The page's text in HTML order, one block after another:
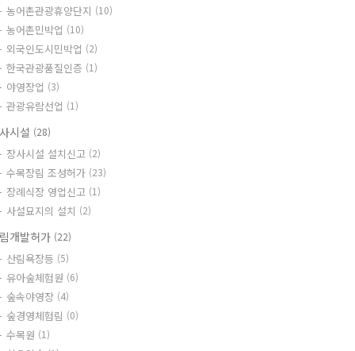
농어촌관광휴양단지 (10)
농어촌민박업 (10)
외국인도시민박업 (2)
한국관광품질인증 (1)
야영장업 (3)
관광유람선업 (1)
시설 (28)
장사시설 설치신고 (2)
수목장림 조성허가 (23)
장례식장 영업신고 (1)
사설묘지의 설치 (2)
개발허가 (22)
산림욕장등 (5)
유아숲체험원 (6)
숲속야영장 (4)
숲경영체험림 (0)
수목원 (1)